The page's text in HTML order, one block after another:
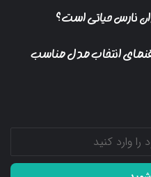
نارس حیاتی است؟
انتخاب مدل مناسب